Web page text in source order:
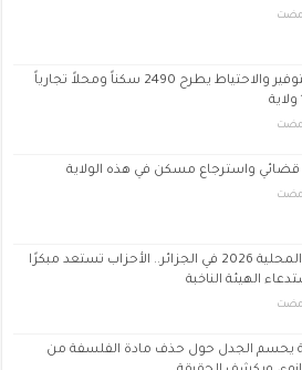
مضت
صندوق التوفير والاحتياط يطرح 2490 سكناً ومحلاً تجارياً
مضت
قضائي واسترجاع مسكن في هذه الولاية
مضت
الانتخابات المحلية 2026 في الجزائر.. الأحزاب تستعد مبكرًا
الهيئة الناخبة
مضت
يحسم الجدل حول حذف مادة الفلسفة من